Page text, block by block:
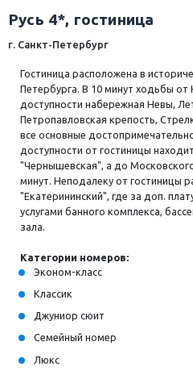
Русь 4*, гостиница
г. Санкт-Петербург
Гостиница расположена в
Петербурга. В 10 минут ходьбы от
доступности набережная Невы,
Петропавловская крепость,
все основные
доступности от гостиницы
"Чернышевская", а до
минут. Неподалеку от гостиницы
"Екатерининский", где за доп.
услугами банного комплекса,
зала.
Категории номеров:
Эконом-класс
Классик
Джуниор сюит
Семейный номер
Люкс